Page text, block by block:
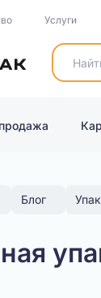
Услуги
Блог